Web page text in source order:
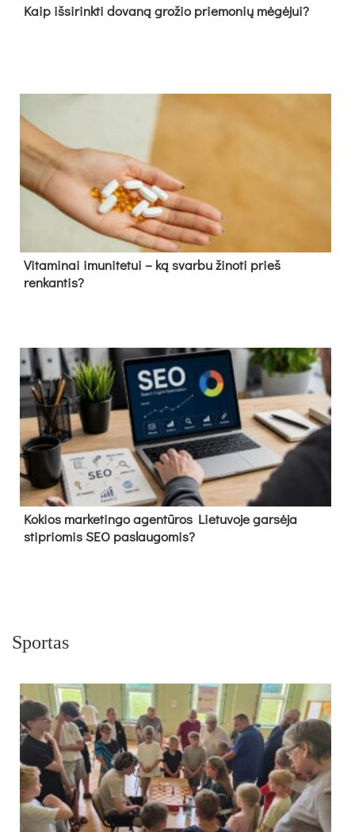
Kaip išsirinkti dovaną grožio priemonių mėgėjui?
Vitaminai imunitetui – ką svarbu žinoti prieš
renkantis?
Kokios marketingo agentūros Lietuvoje garsėja
stipriomis SEO paslaugomis?
Sportas